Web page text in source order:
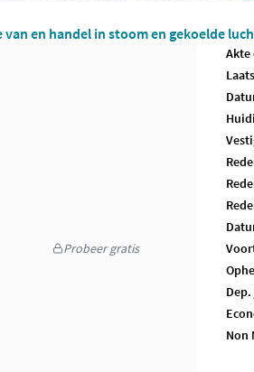
en handel in stoom en gekoelde
Probeer gratis
Non